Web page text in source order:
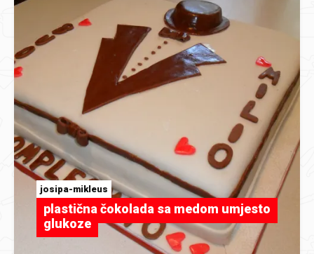
josipa-mikleus
plastična čokolada sa medom umjesto
glukoze